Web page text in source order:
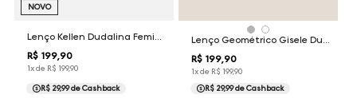
R$ 199 90
1x de R$ 199,90
NOVO
R$ 29,99de Cashback
R$ 199 90
1x de R$ 199,90
R$ 29,99de Cashback